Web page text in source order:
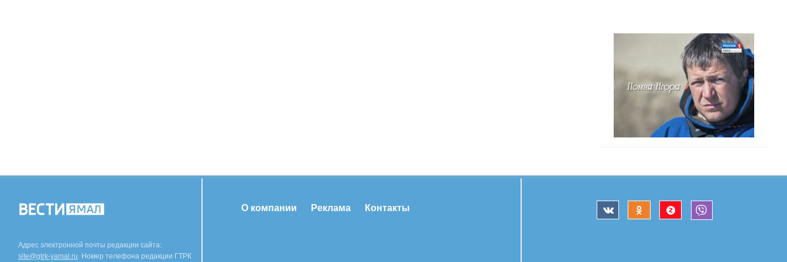
Адрес электронной почты редакции сайта:
site@gtrk-yamal.ru. Номер телефона редакции ГТРК
О компании Реклама Контакты